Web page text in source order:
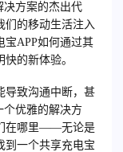
决方案的杰出代
们的移动生活注入
宝APP如何通过其
的新体验。
导致沟通中断，甚
个优雅的解决方
在哪里——无论是
一个共享充电宝